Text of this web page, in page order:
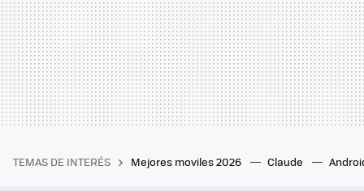
TEMAS DE INTERÉS Mejores moviles 2026 Claude